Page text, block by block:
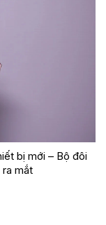
bị mới – Bộ đôi
ra mắt